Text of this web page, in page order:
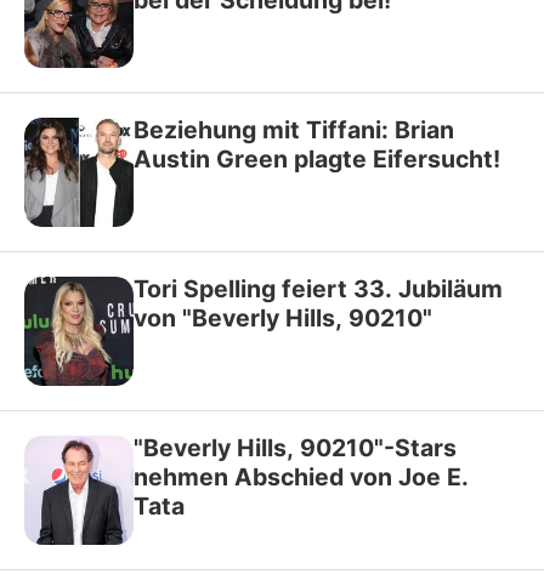
Beziehung mit Tiffani: Brian
Austin Green plagte Eifersucht!
Tori Spelling feiert 33. Jubiläum
von "Beverly Hills, 90210"
"Beverly Hills, 90210"-Stars
nehmen Abschied von Joe E.
Tata